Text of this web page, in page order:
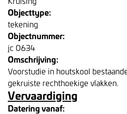
Objecttype:
tekening
Objectnummer:
jc 0634
Omschrijving:
Voorstudie in houtskool
gekruiste rechthoekige vlakken.
Vervaardiging
Datering vanaf: